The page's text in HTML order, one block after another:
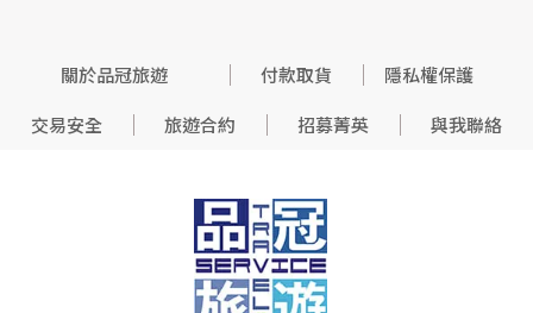
關於品冠旅遊 付款取貨
隱私權保護
交易安全
旅遊合約 招募菁英 與我聯絡